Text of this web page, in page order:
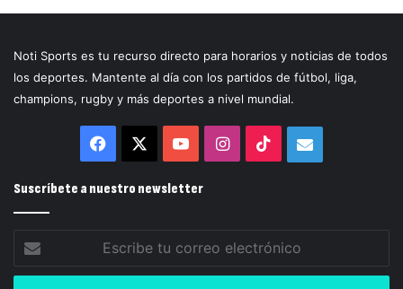
Noti Sports es tu recurso directo para horarios y noticias de todos
los deportes. Mantente al día con los partidos de fútbol, liga,
champions, rugby y más deportes a nivel mundial.
Facebook YouTubeInstagram
TikTokCorreo
Suscríbete a nuestro newsletter
correo